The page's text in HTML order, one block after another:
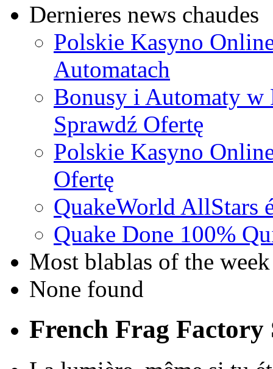
Dernieres news chaudes
Polskie Kasyno
Automatach
Bonusy i Automaty w
Sprawdź Ofertę
Polskie Kasyno
Ofertę
QuakeWorld AllStars
Quake Done 100%
Most blablas of the week
None found
French Frag Factory